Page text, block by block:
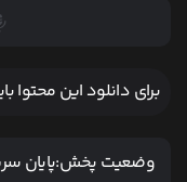
برای دانلود این محتوا
وضعیت پخش:پایان